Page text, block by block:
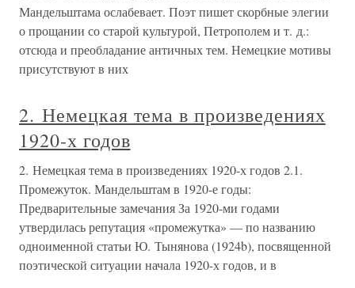
Мандельштама ослабевает. Поэт пишет скорбные элегии
о прощании со старой культурой, Петрополем и т. д.:
отсюда и преобладание античных тем. Немецкие мотивы
присутствуют в них
2. Немецкая тема в произведениях
1920-х годов
2. Немецкая тема в произведениях 1920-х годов 2.1.
Промежуток. Мандельштам в 1920-е годы:
Предварительные замечания За 1920-ми годами
утвердилась репутация «промежутка» — по названию
одноименной статьи Ю. Тынянова (1924b), посвященной
поэтической ситуации начала 1920-х годов, и в